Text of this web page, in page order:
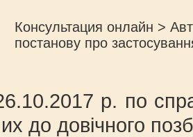
Консультация онлайн >
постанову про
р. по
до довічного